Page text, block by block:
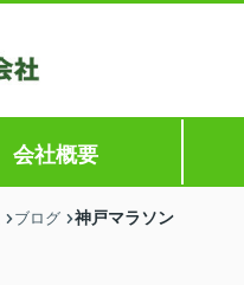
会社概要
ブログ 神戸マラソン